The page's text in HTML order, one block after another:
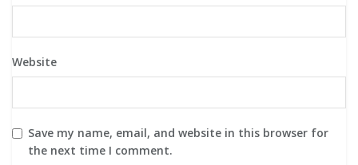
Website
Save my name, email, and website in this browser for
the next time I comment.